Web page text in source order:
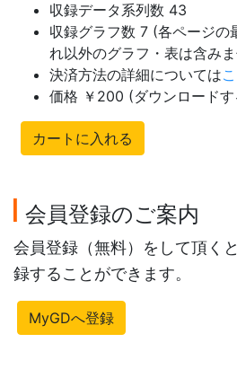
収録データ系列数 43
収録グラフ数 7 (各ページの
れ以外のグラフ・表は含み
決済方法の詳細については
価格 ￥200 (ダウンロードす
カートに入れる
会員登録のご案内
会員登録（無料）をして頂く
録することができます。
MyGDへ登録